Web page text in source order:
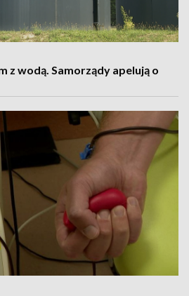
z wodą. Samorządy apelują o